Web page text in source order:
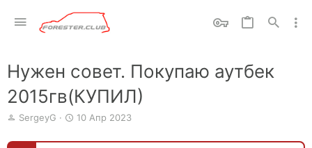
Нужен совет. Покупаю аутбек
2015гв(КУПИЛ)
А
т
SergeyG
Д
т
10 Апр 2023